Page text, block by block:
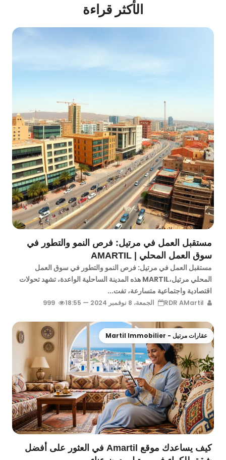
الأكثر قراءة
مستقبل العمل في مرتيل: فرص النمو والتطور في
سوق العمل المحلي | AMARTIL
مستقبل العمل في مرتيل: فرص النمو والتطور في سوق العمل
المحلي مرتيل،MARTIL هذه المدينة الساحلية الواعدة، تشهد تحولات
اقتصادية واجتماعية متسارعة، تفت...
الجمعة، 8 نوفمبر 2024 — 18:55
عقارات مرتيل - Martil Immobilier
كيف يساعدك موقع Amartil في العثور على أفضل